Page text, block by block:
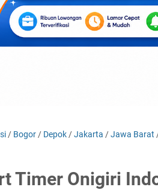
/ Bogor / Depok /Jakarta /Jawa Barat
Timer Onigiri